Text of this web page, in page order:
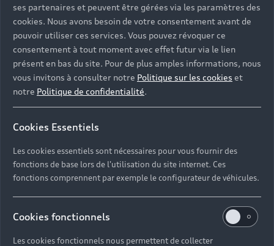
ses partenaires et peuvent être gérées via les paramètres des
cookies. Nous avons besoin de votre consentement avant de
pouvoir utiliser ces services. Vous pouvez révoquer ce
consentement à tout moment avec effet futur via le lien
présent en bas du site. Pour de plus amples informations, nous
vous invitons à consulter notre Politique sur les cookies et
notre Politique de confidentialité.
Cookies Essentiels
Les cookies essentiels sont nécessaires pour vous fournir des
fonctions de base lors de l'utilisation du site internet. Ces
fonctions comprennent par exemple le configurateur de véhicules.
Cookies fonctionnels
Les cookies fonctionnels nous permettent de collecter